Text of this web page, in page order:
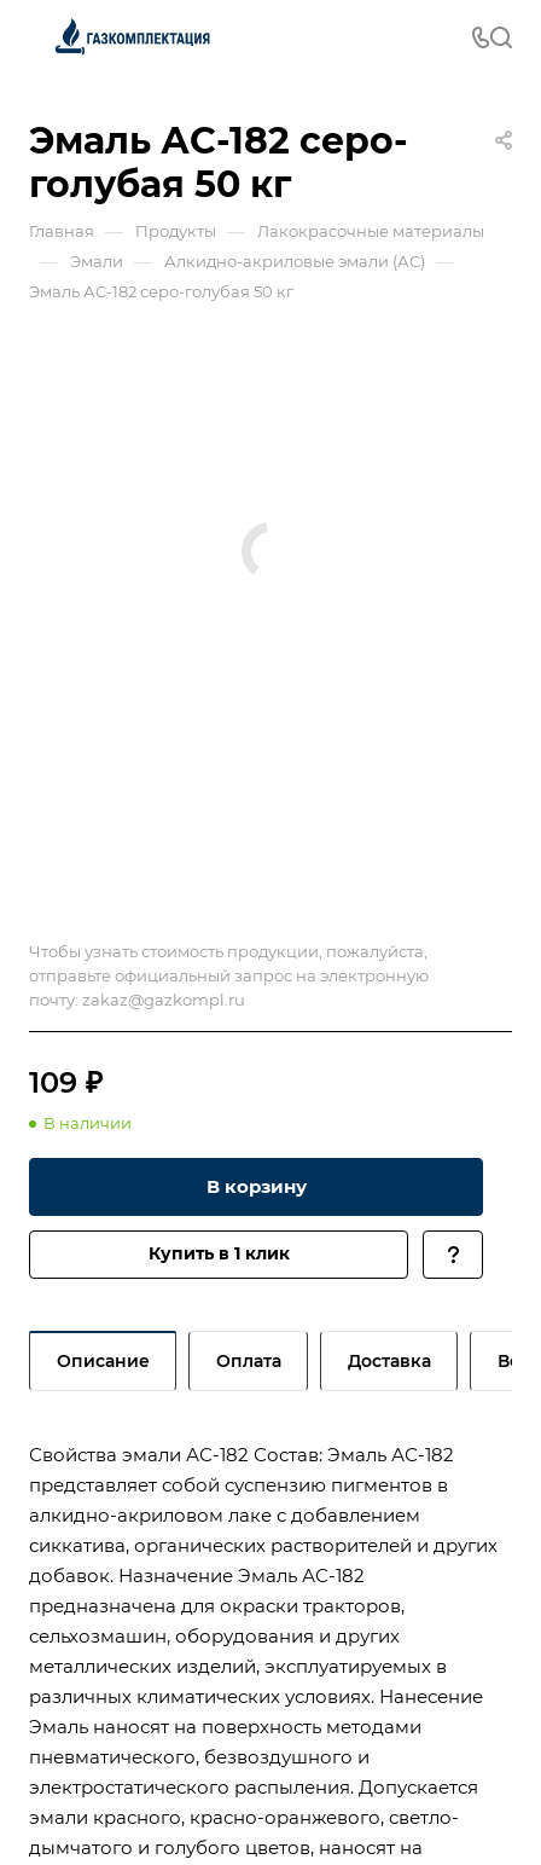
Эмаль АС-182 серо-
голубая 50 кг
Главная — Продукты — Лакокрасочные материалы
— Эмали — Алкидно-акриловые эмали (АС) —
Эмаль АС-182 серо-голубая 50 кг
Чтобы узнать стоимость продукции, пожалуйста,
отправьте официальный запрос на электронную
почту: zakaz@gazkompl.ru
109 ₽
В наличии
В корзину
Купить в 1 клик
Описание Оплата Доставка
Свойства эмали АС-182 Состав: Эмаль АС-182
представляет собой суспензию пигментов в
алкидно-акриловом лаке с добавлением
сиккатива, органических растворителей и других
добавок. Назначение Эмаль АС-182
предназначена для окраски тракторов,
сельхозмашин, оборудования и других
металлических изделий, эксплуатируемых в
различных климатических условиях. Нанесение
Эмаль наносят на поверхность методами
пневматического, безвоздушного и
электростатического распыления. Допускается
эмали красного, красно-оранжевого, светло-
дымчатого и голубого цветов, наносят на